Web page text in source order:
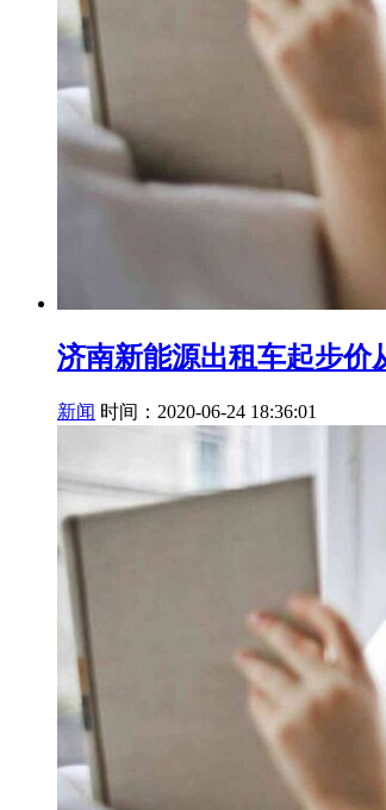
济南新能源出租车起步价
新闻 时间：2020-06-24 18:36:01